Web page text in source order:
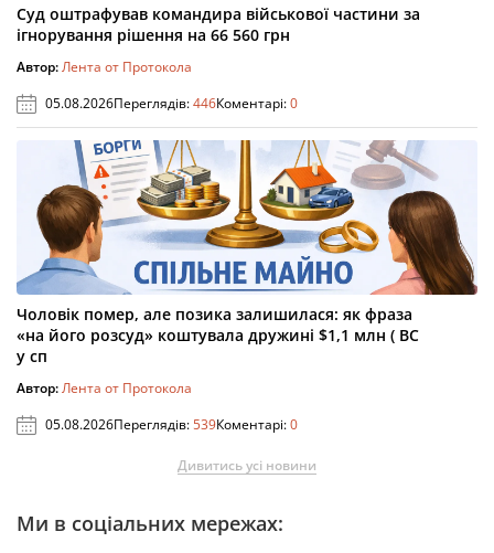
Суд оштрафував командира військової частини за
ігнорування рішення на 66 560 грн
Автор:Лента от Протокола
05.08.2026Переглядів:446Коментарі:0
Чоловік помер, але позика залишилася: як фраза
«на його розсуд» коштувала дружині $1,1 млн ( ВС
у сп
Автор:Лента от Протокола
05.08.2026Переглядів:539Коментарі:0
Дивитись усі новини
Ми в соціальних мережах: